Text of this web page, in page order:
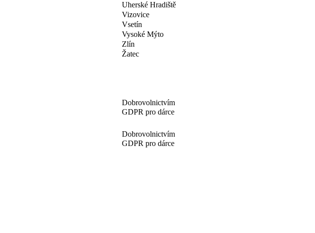
Uherské Hradiště
Vizovice
Vsetín
Vysoké Mýto
Zlín
Žatec
Dobrovolnictvím
GDPR pro dárce
Dobrovolnictvím
GDPR pro dárce